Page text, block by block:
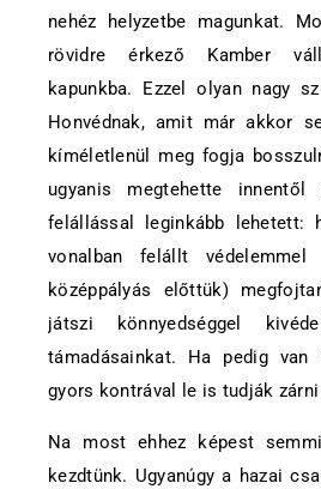
nehéz helyzetbe magunkat.
rövidre érkező Kamber
kapunkba. Ezzel olyan nagy
Honvédnak, amit már akkor
kíméletlenül meg fogja
ugyanis megtehette
felállással leginkább lehetett:
vonalban felállt
középpályás előttük)
játszi könnyedséggel
támadásainkat. Ha pedig
gyors kontrával le is tudják
Na most ehhez képest
kezdtünk. Ugyanúgy a hazai